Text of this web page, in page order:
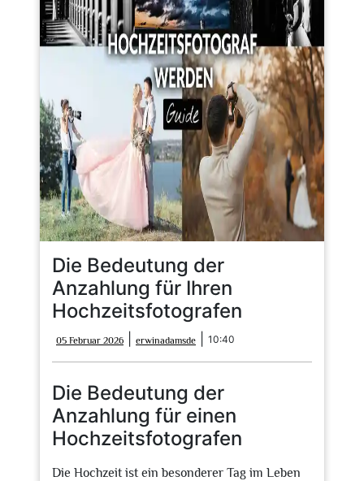
Die Bedeutung der
Anzahlung für Ihren
Hochzeitsfotografen
05 Februar 2026
Februar
2026
erwinadamsde erwinadamsde
10:40
Die Bedeutung der
Anzahlung für einen
Hochzeitsfotografen
Die Hochzeit ist ein besonderer Tag im Leben